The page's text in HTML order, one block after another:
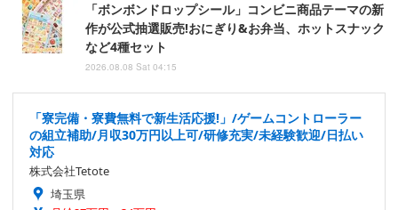
「ボンボンドロップシール」コンビニ商品テーマの新
作が公式抽選販売!おにぎり&お弁当、ホットスナック
など4種セット
2026.08.08 Sat 04:15
「寮完備・寮費無料で新生活応援!」/ゲームコントローラー
の組立補助/月収30万円以上可/研修充実/未経験歓迎/日払い
対応
株式会社Tetote
埼玉県